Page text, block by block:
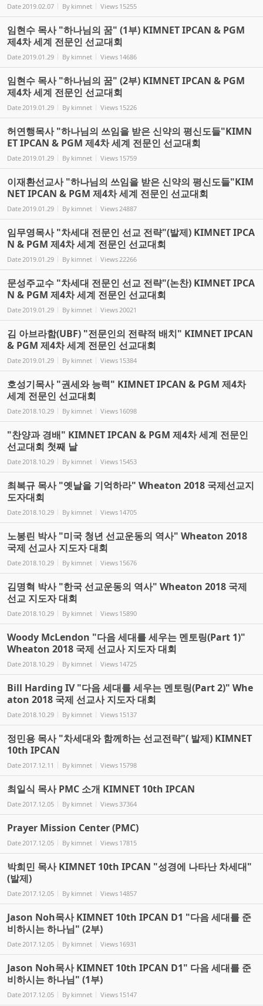
Date2019.02.07 By kimnet Views 15255
임현수 목사 "하나님의 꿈" (1부) KIMNET IPCAN & PGM
제4차 세계 전문인 선교대회
Date2019.01.29 By kimnet Views 14686
임현수 목사 "하나님의 꿈" (2부) KIMNET IPCAN & PGM
제4차 세계 전문인 선교대회
Date2019.01.29 By kimnet Views 15226
허연행목사 "하나님의 쓰임을 받은 신약의 평신도들"KIMN
ET IPCAN & PGM 제4차 세계 전문인 선교대회
Date2019.01.29 By kimnet Views 15759
이재환선교사 "하나님의 쓰임을 받은 신약의 평신도들"KIM
NET IPCAN & PGM 제4차 세계 전문인 선교대회
Date2019.01.29 By kimnet Views24887
임무영목사 "차세대 전문인 선교 전략"(발제) KIMNET IPCA
N & PGM 제4차 세계 전문인 선교대회
Date2019.01.29 By kimnet Views22266
문성주교수 "차세대 전문인 선교 전략"(논찬) KIMNET IPCA
N & PGM 제4차 세계 전문인 선교대회
Date2019.01.29 By kimnet Views20021
김 아브라함(UBF) "전문인의 전략적 배치" KIMNET IPCAN
& PGM 제4차 세계 전문인 선교대회
Date2019.01.29 By kimnet Views 15384
호성기목사 "권세와 능력" KIMNET IPCAN & PGM 제4차
세계 전문인 선교대회
Date2018.10.29 By kimnet Views 16098
"찬양과 경배" KIMNET IPCAN & PGM 제4차 세계 전문인
선교대회 첫째 날
Date2018.10.29 By kimnet Views 15453
최복규 목사 "옛날을 기억하라" Wheaton 2018 국제선교지
도자대회
Date2018.10.29 By kimnet Views 14705
노봉린 박사 "미국 청년 선교운동의 역사" Wheaton 2018
국제 선교사 지도자 대회
Date2018.10.29 By kimnet Views 15676
김명혁 박사 "한국 선교운동의 역사" Wheaton 2018 국제
선교 지도자 대회
Date2018.10.29 By kimnet Views 15890
Woody McLendon "다음 세대를 세우는 멘토링(Part 1)"
Wheaton 2018 국제 선교사 지도자 대회
Date2018.10.29 By kimnet Views 14725
Bill Harding IV "다음 세대를 세우는 멘토링(Part 2)" Whe
aton 2018 국제 선교사 지도자 대회
Date2018.10.29 By kimnet Views 15137
정민용 목사 "차세대와 함께하는 선교전략"( 발제) KIMNET
10th IPCAN
Date2017.12.11 By kimnet Views 15798
최일식 목사 PMC 소개 KIMNET 10th IPCAN
Date2017.12.05 By kimnet Views37364
Prayer Mission Center (PMC)
Date2017.12.05 By kimnet Views 17815
박희민 목사 KIMNET 10th IPCAN "성경에 나타난 차세대"
(발제)
Date2017.12.05 By kimnet Views 14857
Jason Noh목사 KIMNET 10th IPCAN D1 "다음 세대를 준
비하시는 하나님" (2부)
Date2017.12.05 By kimnet Views 16931
Jason Noh목사 KIMNET 10th IPCAN D1" 다음 세대를 준
비하시는 하나님" (1부)
Date2017.12.05 By kimnet Views 15147